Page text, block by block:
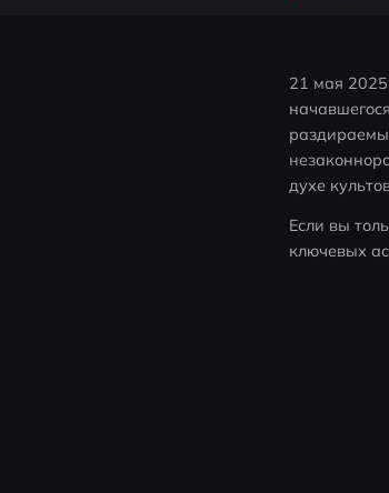
21 мая 2025
духе
Если вы
ключевых